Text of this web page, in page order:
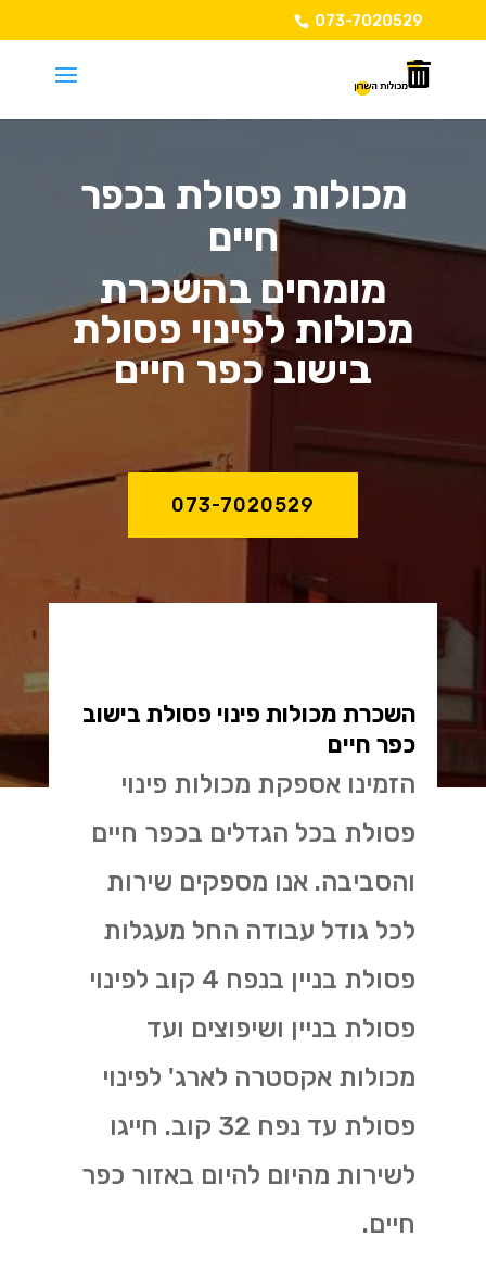
073-7020529
מכולות פסולת בכפר
חיים
מומחים בהשכרת
מכולות לפינוי פסולת
בישוב כפר חיים
073-7020529
השכרת מכולות פינוי פסולת בישוב
כפר חיים
הזמינו אספקת מכולות פינוי
פסולת בכל הגדלים בכפר חיים
והסביבה. אנו מספקים שירות
לכל גודל עבודה החל מעגלות
פסולת בניין בנפח 4 קוב לפינוי
פסולת בניין ושיפוצים ועד
מכולות אקסטרה לארג' לפינוי
פסולת עד נפח 32 קוב. חייגו
לשירות מהיום להיום באזור כפר
חיים.